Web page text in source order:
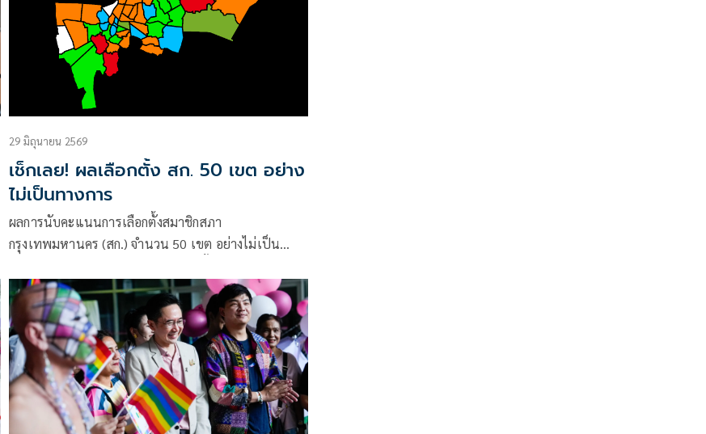
29 มิถุนายน 2569
เช็กเลย! ผลเลือกตั้ง สก. 50 เขต อย่าง
ไม่เป็นทางการ
ผลการนับคะแนนการเลือกตั้งสมาชิกสภา
กรุงเทพมหานคร (สก.) จำนวน 50 เขต อย่างไม่เป็น
มีดังนี้